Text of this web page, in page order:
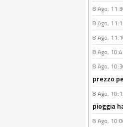
8 Ago,
8 Ago,
8 Ago,
8 Ago,
8 Ago,
prezzo
8 Ago,
pioggia
8 Ago,